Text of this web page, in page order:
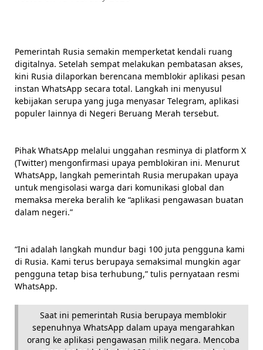
Pemerintah Rusia semakin memperketat kendali ruang
digitalnya. Setelah sempat melakukan pembatasan akses,
kini Rusia dilaporkan berencana memblokir aplikasi pesan
instan WhatsApp secara total. Langkah ini menyusul
kebijakan serupa yang juga menyasar Telegram, aplikasi
populer lainnya di Negeri Beruang Merah tersebut.
Pihak WhatsApp melalui unggahan resminya di platform X
(Twitter) mengonfirmasi upaya pemblokiran ini. Menurut
WhatsApp, langkah pemerintah Rusia merupakan upaya
untuk mengisolasi warga dari komunikasi global dan
memaksa mereka beralih ke “aplikasi pengawasan buatan
dalam negeri.”
“Ini adalah langkah mundur bagi 100 juta pengguna kami
di Rusia. Kami terus berupaya semaksimal mungkin agar
pengguna tetap bisa terhubung,” tulis pernyataan resmi
WhatsApp.
Saat ini pemerintah Rusia berupaya memblokir
sepenuhnya WhatsApp dalam upaya mengarahkan
orang ke aplikasi pengawasan milik negara. Mencoba